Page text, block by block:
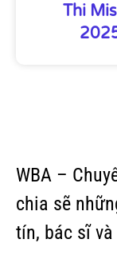
Thi
WBA –
chia sẽ
tín, bác sĩ